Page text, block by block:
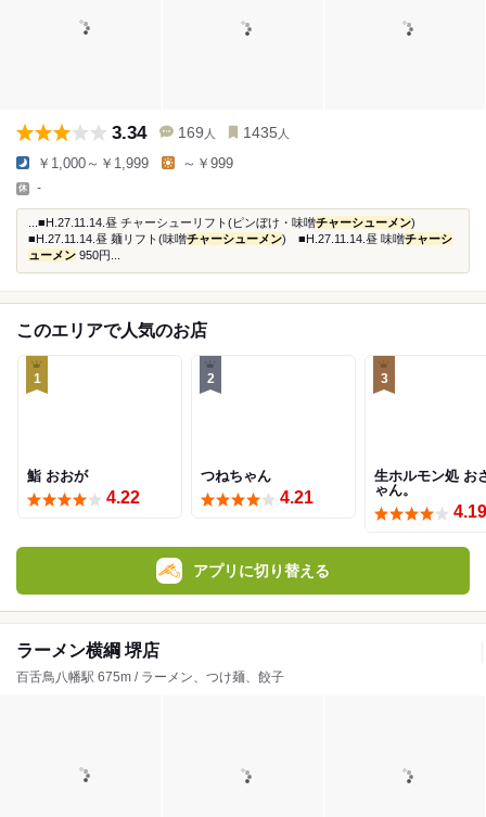
3.34 169 人 1435 人
￥1,000～￥1,999 ～￥999
-
...■H.27.11.14.昼 チャーシューリフト(ピンぼけ・味噌チャーシューメン)
■H.27.11.14.昼 麺リフト(味噌チャーシューメン) ■H.27.11.14.昼 味噌チャーシ
ューメン 950円...
このエリアで人気のお店
1
鮨 おおが
4.22
2
つねちゃん
4.21
3
生ホルモン処 お
ゃん。
4.19
アプリに切り替える
ラーメン横綱 堺店
百舌鳥八幡駅 675m / ラーメン、つけ麺、餃子